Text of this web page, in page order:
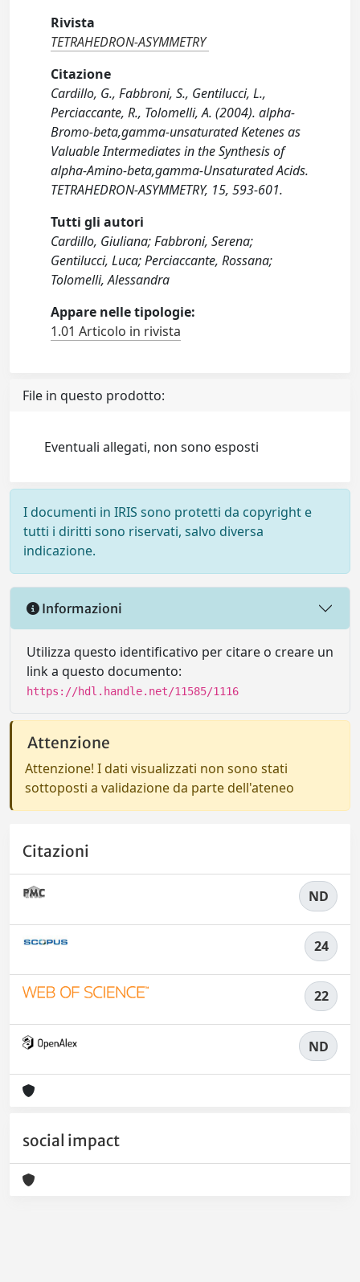
Rivista
TETRAHEDRON-ASYMMETRY
Citazione
Cardillo, G., Fabbroni, S., Gentilucci, L.,
Perciaccante, R., Tolomelli, A. (2004). alpha-
Bromo-beta,gamma-unsaturated Ketenes as
Valuable Intermediates in the Synthesis of
alpha-Amino-beta,gamma-Unsaturated Acids.
TETRAHEDRON-ASYMMETRY, 15, 593-601.
Tutti gli autori
Cardillo, Giuliana; Fabbroni, Serena;
Gentilucci, Luca; Perciaccante, Rossana;
Tolomelli, Alessandra
Appare nelle tipologie:
1.01 Articolo in rivista
File in questo prodotto:
Eventuali allegati, non sono esposti
I documenti in IRIS sono protetti da copyright e
tutti i diritti sono riservati, salvo diversa
indicazione.
Informazioni
Utilizza questo identificativo per citare o creare un
link a questo documento:
https://hdl.handle.net/11585/1116
Attenzione
Attenzione! I dati visualizzati non sono stati
sottoposti a validazione da parte dell'ateneo
Citazioni
ND
24
22
ND
social impact